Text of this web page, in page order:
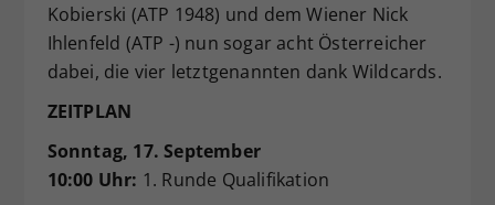
Kobierski (ATP 1948) und dem Wiener Nick
Ihlenfeld (ATP -) nun sogar acht Österreicher
dabei, die vier letztgenannten dank Wildcards.
ZEITPLAN
Sonntag, 17. September
10:00 Uhr: 1. Runde Qualifikation